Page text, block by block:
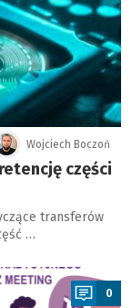
Wojciech Boczoń
części
transferów
…
0